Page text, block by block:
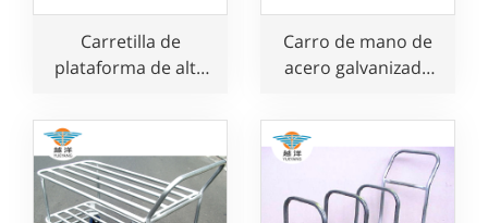
Carretilla de
plataforma de alta
ruedas para uso en
sitios comerciales y
almacenes
Carro de mano de
acero galvanizado
comerciales y
almacenes.